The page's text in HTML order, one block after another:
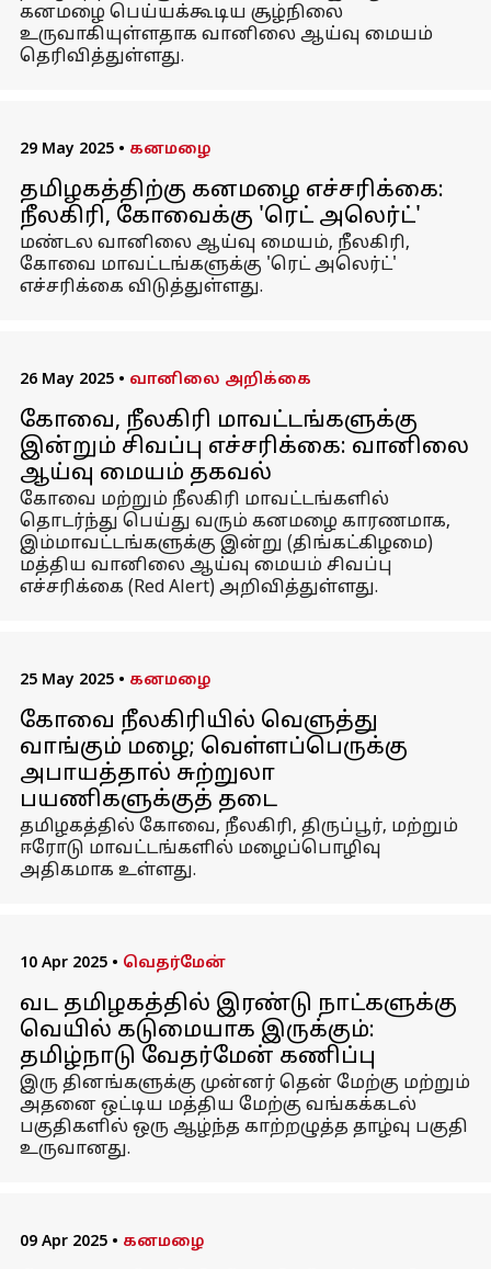
கனமழை பெய்யக்கூடிய சூழ்நிலை
உருவாகியுள்ளதாக வானிலை ஆய்வு மையம்
தெரிவித்துள்ளது.
29 May 2025 • கனமழை
தமிழகத்திற்கு கனமழை எச்சரிக்கை:
நீலகிரி, கோவைக்கு 'ரெட் அலெர்ட்'
மண்டல வானிலை ஆய்வு மையம், நீலகிரி,
கோவை மாவட்டங்களுக்கு 'ரெட் அலெர்ட்'
எச்சரிக்கை விடுத்துள்ளது.
26 May 2025 • வானிலை அறிக்கை
கோவை, நீலகிரி மாவட்டங்களுக்கு
இன்றும் சிவப்பு எச்சரிக்கை: வானிலை
ஆய்வு மையம் தகவல்
கோவை மற்றும் நீலகிரி மாவட்டங்களில்
தொடர்ந்து பெய்து வரும் கனமழை காரணமாக,
இம்மாவட்டங்களுக்கு இன்று (திங்கட்கிழமை)
மத்திய வானிலை ஆய்வு மையம் சிவப்பு
எச்சரிக்கை (Red Alert) அறிவித்துள்ளது.
25 May 2025 • கனமழை
கோவை நீலகிரியில் வெளுத்து
வாங்கும் மழை; வெள்ளப்பெருக்கு
அபாயத்தால் சுற்றுலா
பயணிகளுக்குத் தடை
தமிழகத்தில் கோவை, நீலகிரி, திருப்பூர், மற்றும்
ஈரோடு மாவட்டங்களில் மழைப்பொழிவு
அதிகமாக உள்ளது.
10 Apr 2025 • வெதர்மேன்
வட தமிழகத்தில் இரண்டு நாட்களுக்கு
வெயில் கடுமையாக இருக்கும்:
தமிழ்நாடு வேதர்மேன் கணிப்பு
இரு தினங்களுக்கு முன்னர் தென் மேற்கு மற்றும்
அதனை ஒட்டிய மத்திய மேற்கு வங்கக்கடல்
பகுதிகளில் ஒரு ஆழ்ந்த காற்றழுத்த தாழ்வு பகுதி
உருவானது.
09 Apr 2025 • கனமழை